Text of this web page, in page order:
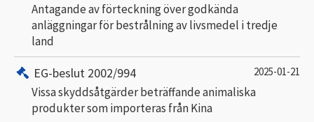
Antagande av förteckning över godkända
anläggningar för bestrålning av livsmedel i tredje
land
EG-beslut 2002/994 2025-01-21
Vissa skyddsåtgärder beträffande animaliska
produkter som importeras från Kina